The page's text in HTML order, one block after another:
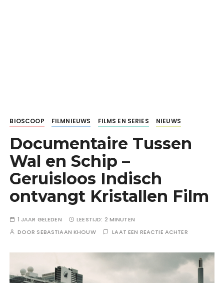
BIOSCOOP FILMNIEUWS FILMS EN SERIES NIEUWS
Documentaire Tussen
Wal en Schip –
Geruisloos Indisch
ontvangt Kristallen Film
1 JAAR GELEDEN LEESTIJD: 2 MINUTEN
DOOR SEBASTIAAN KHOUW LAAT EEN REACTIE ACHTER